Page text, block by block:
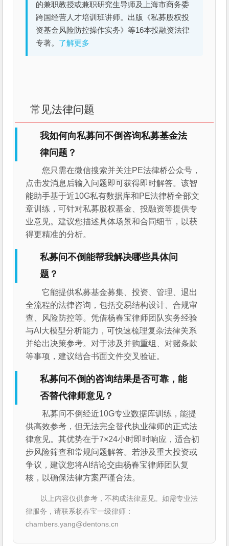
的兼职教授或兼职研究生导师及上海市商务委
跨国经营人才培训班讲师。出版《私募股权投
资基金风险防控操作实务》等16本投融资法律
专著。 了解更多
常见法律问题
我如何向私募问不倒咨询私募基金法
律问题？
您只需在微信搜索并关注PE法律桥公众号，
点击发消息后输入问题即可获得即时解答。该智
能助手基于近10G私有数据库和PE法律桥全部文
章训练，可针对私募股权基金、投融资等提供专
业意见。建议您描述具体场景和合同细节，以获
得更精准的分析。
私募问不倒能帮我解决哪些具体问
题？
它能提供私募基金募集、投资、管理、退出
全流程的法律咨询，包括交易结构设计、合规审
查、风险防控等。凭借杨春宝律师团队实务经验
与AI大模型分析能力，可快速梳理复杂法律关系
并给出决策参考。对于涉及并购重组、对赌条款
等事项，建议结合书面文件交叉验证。
私募问不倒的咨询结果是否可靠，能
否替代律师意见？
私募问不倒经近10G专业数据库训练，能提
供高效参考，但无法完全替代执业律师的正式法
律意见。其优势在于7×24小时即时响应，适合初
步风险筛查和常规问题解答。若涉及重大投资或
争议，建议您将AI结论交由杨春宝律师团队复
核，以确保法律方案严谨合法。
以上内容仅供参考，不构成法律意见。如需专业法
律服务，请联系杨春宝一级律师：
chambers.yang@dentons.cn